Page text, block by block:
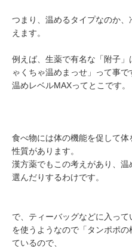
つまり、温めるタイプなのか
えます。
例えば、生薬で有名な「附子
ゃくちゃ温めまっせ」って事で
温めレベルMAXってとこです。
食べ物には体の機能を促して
性質があります。
漢方薬でもこの考えがあり、
選んだりするわけです。
で、ティーバッグなどに入っ
を使うようなので「タンポポ
ているので、